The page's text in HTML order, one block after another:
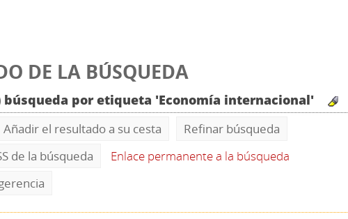
DE LA BÚSQUEDA
búsqueda por etiqueta 'Economía internacional'
Añadir el resultado a su cesta
Refinar búsqueda
de la búsqueda
Enlace permanente a la búsqueda